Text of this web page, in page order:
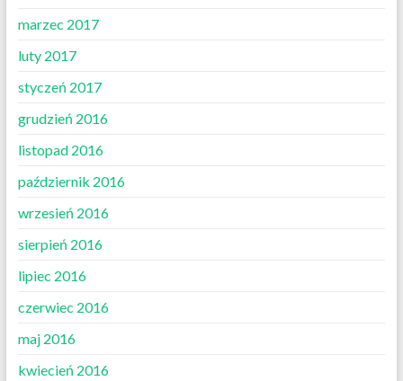
marzec 2017
luty 2017
styczeń 2017
grudzień 2016
listopad 2016
październik 2016
wrzesień 2016
sierpień 2016
lipiec 2016
czerwiec 2016
maj 2016
kwiecień 2016